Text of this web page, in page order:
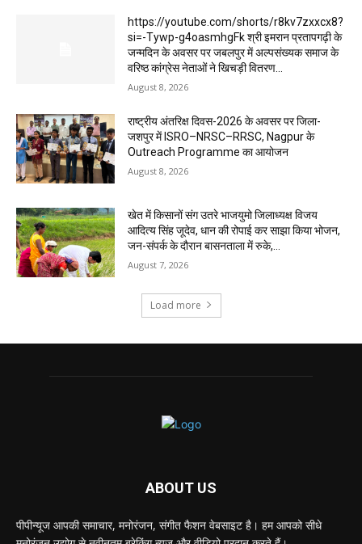
https://youtube.com/shorts/r8kv7zxxcx8?
si=-Tywp-g4oasmhgFk श्री इमरान प्रतापगढ़ी के
जन्मदिन के अवसर पर जबलपुर में अल्पसंख्यक समाज के
वरिष्ठ कांग्रेस नेताओं ने खिचड़ी वितरण...
August 8, 2026
राष्ट्रीय अंतरिक्ष दिवस-2026 के अवसर पर जिला-
जशपुर में ISRO–NRSC–RRSC, Nagpur के
Outreach Programme का आयोजन
August 8, 2026
खेत में किसानों संग उतरे भाजयुमो जिलाध्यक्ष विजय
आदित्य सिंह जूदेव, धान की रोपाई कर साझा किया भोजन,
जन-संपर्क के दौरान बासनताला में रुके,...
August 7, 2026
Load more
ABOUT US
पीपीन्यूज आपकी समाचार, मनोरंजन, संगीत फैशन वेबसाइट है। हम आपको सीधे